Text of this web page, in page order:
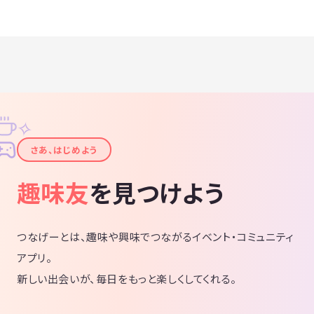
✦
✧
さあ、はじめよう
趣味友を見つけよう
つなげーとは、趣味や興味でつながるイベント・コミュニティ
アプリ。
新しい出会いが、毎日をもっと楽しくしてくれる。